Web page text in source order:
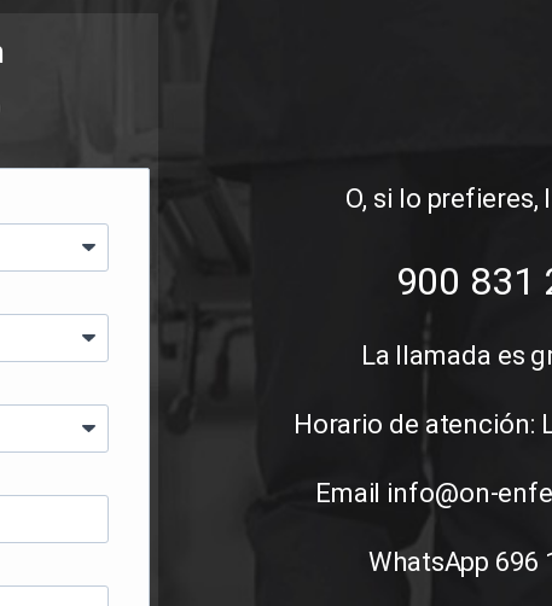
O, si lo prefieres,
900 831
La llamada es
Horario de atención:
Email info@on-
WhatsApp 696